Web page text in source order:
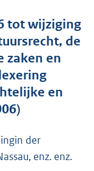
tot wijziging
de
zaken en
en
der
enz. enz.